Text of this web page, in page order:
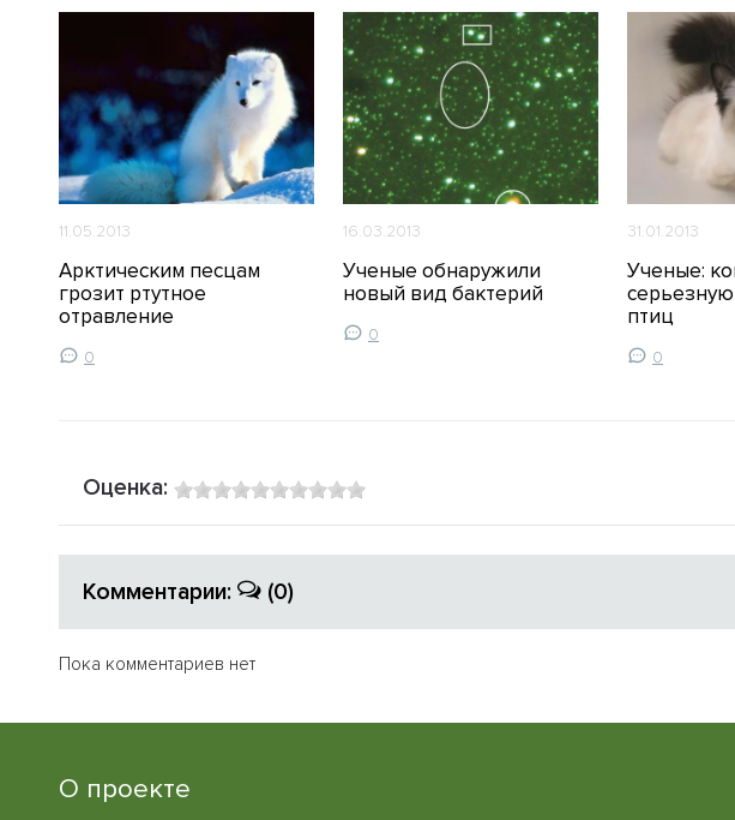
11.05.2013
Арктическим песцам
грозит ртутное
отравление
0
16.03.2013
Ученые обнаружили
новый вид бактерий
0
31.01.2013
Ученые:
серьезную
птиц
0
Оценка:
Комментарии: (0)
Пока комментариев нет
О проекте